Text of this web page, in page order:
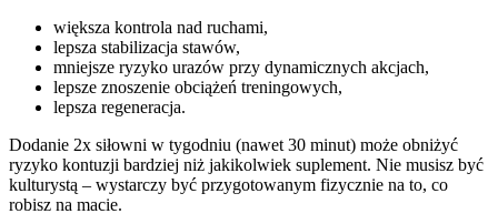
większa kontrola nad ruchami,
lepsza stabilizacja stawów,
mniejsze ryzyko urazów przy dynamicznych akcjach,
lepsze znoszenie obciążeń treningowych,
lepsza regeneracja.
Dodanie 2x siłowni w tygodniu (nawet 30 minut) może obniżyć
ryzyko kontuzji bardziej niż jakikolwiek suplement. Nie musisz być
kulturystą – wystarczy być przygotowanym fizycznie na to, co
robisz na macie.